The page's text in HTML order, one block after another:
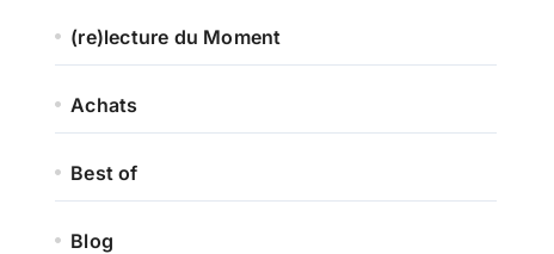
(re)lecture du Moment
Achats
Best of
Blog